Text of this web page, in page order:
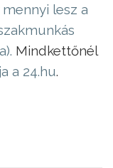
lesz a
Mindkettőnél
a 24.hu.